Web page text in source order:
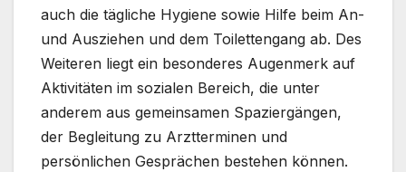
auch die tägliche Hygiene sowie Hilfe beim An-
und Ausziehen und dem Toilettengang ab. Des
Weiteren liegt ein besonderes Augenmerk auf
Aktivitäten im sozialen Bereich, die unter
anderem aus gemeinsamen Spaziergängen,
der Begleitung zu Arztterminen und
persönlichen Gesprächen bestehen können.